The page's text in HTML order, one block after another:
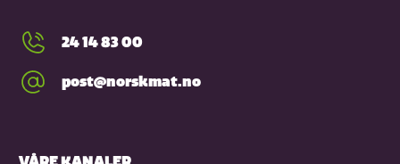
24 14 83 00
post@norskmat.no